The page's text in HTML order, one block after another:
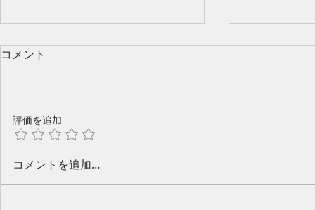
コメント
評価を追加
コメントを追加…